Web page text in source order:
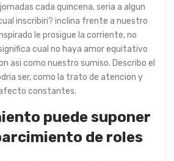
cada quincena, seri­a a algun
inscribiri? inclina frente a nuestro
le prosigue la corriente, no
cual no haya amor equitativo
asi­ como nuestro sumiso. Describo el
ser, como la trato de atencion y
constantes.
puede suponer
de roles